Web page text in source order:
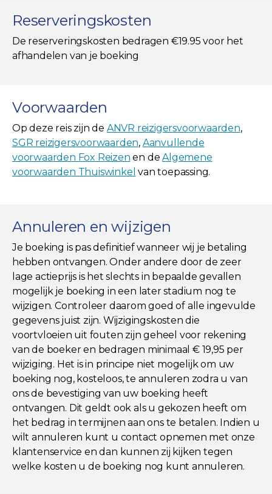
Reserveringskosten
De reserveringskosten bedragen €19.95 voor het
afhandelen van je boeking
Voorwaarden
Op deze reis zijn de ANVR reizigersvoorwaarden,
SGR reizigersvoorwaarden, Aanvullende
voorwaarden Fox Reizen en deAlgemene
voorwaarden Thuiswinkel van toepassing.
Annuleren en wijzigen
Je boeking is pas definitief wanneer wij je betaling
hebben ontvangen. Onder andere door de zeer
lage actieprijs is het slechts in bepaalde gevallen
mogelijk je boeking in een later stadium nog te
wijzigen. Controleer daarom goed of alle ingevulde
gegevens juist zijn. Wijzigingskosten die
voortvloeien uit fouten zijn geheel voor rekening
van de boeker en bedragen minimaal € 19,95 per
wijziging. Het is in principe niet mogelijk om uw
boeking nog, kosteloos, te annuleren zodra u van
ons de bevestiging van uw boeking heeft
ontvangen. Dit geldt ook als u gekozen heeft om
het bedrag in termijnen aan ons te betalen. Indien u
wilt annuleren kunt u contact opnemen met onze
klantenservice en dan kunnen zij kijken tegen
welke kosten u de boeking nog kunt annuleren.